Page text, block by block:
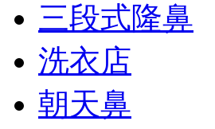
三段式隆鼻
洗衣店
朝天鼻